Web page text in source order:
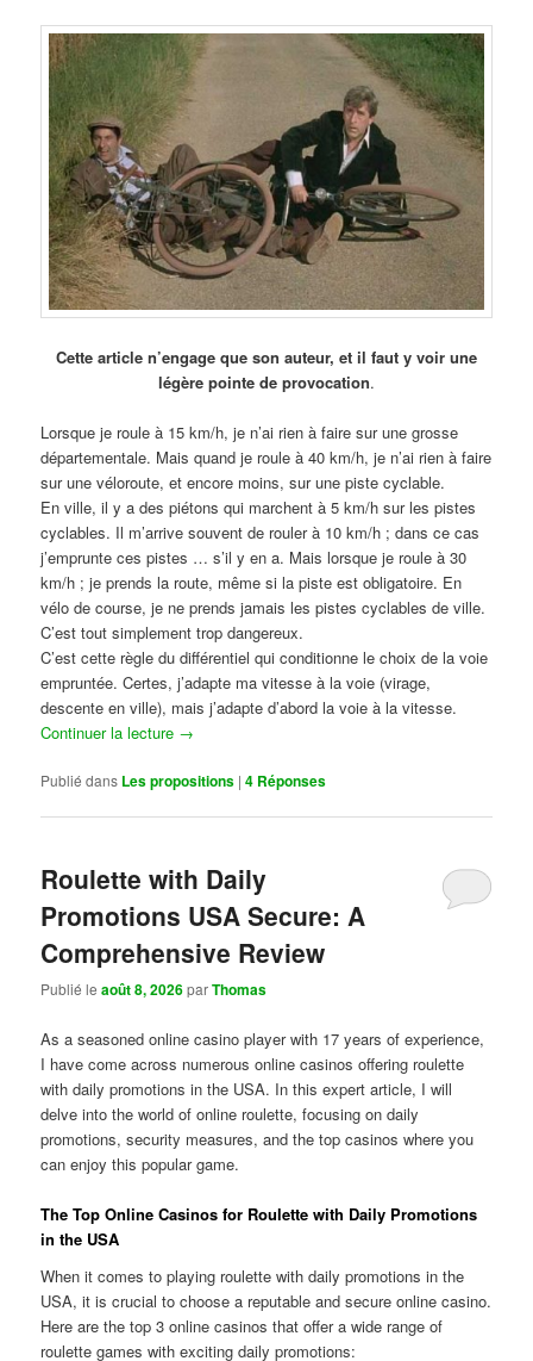
Cette article n’engage que son auteur, et il faut y voir une
légère pointe de provocation.
Lorsque je roule à 15 km/h, je n’ai rien à faire sur une grosse
départementale. Mais quand je roule à 40 km/h, je n’ai rien à faire
sur une véloroute, et encore moins, sur une piste cyclable.
En ville, il y a des piétons qui marchent à 5 km/h sur les pistes
cyclables. Il m’arrive souvent de rouler à 10 km/h ; dans ce cas
j’emprunte ces pistes … s’il y en a. Mais lorsque je roule à 30
km/h ; je prends la route, même si la piste est obligatoire. En
vélo de course, je ne prends jamais les pistes cyclables de ville.
C’est tout simplement trop dangereux.
C’est cette règle du différentiel qui conditionne le choix de la voie
empruntée. Certes, j’adapte ma vitesse à la voie (virage,
descente en ville), mais j’adapte d’abord la voie à la vitesse.
Continuer la lecture →
Publié dans Les propositions |4 Réponses
Roulette with Daily
Promotions USA Secure: A
Comprehensive Review
Publié leaoût 8, 2026parThomas
As a seasoned online casino player with 17 years of experience,
I have come across numerous online casinos offering roulette
with daily promotions in the USA. In this expert article, I will
delve into the world of online roulette, focusing on daily
promotions, security measures, and the top casinos where you
can enjoy this popular game.
The Top Online Casinos for Roulette with Daily Promotions
in the USA
When it comes to playing roulette with daily promotions in the
USA, it is crucial to choose a reputable and secure online casino.
Here are the top 3 online casinos that offer a wide range of
roulette games with exciting daily promotions: